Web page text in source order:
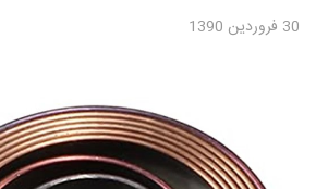
30 فروردین 1390